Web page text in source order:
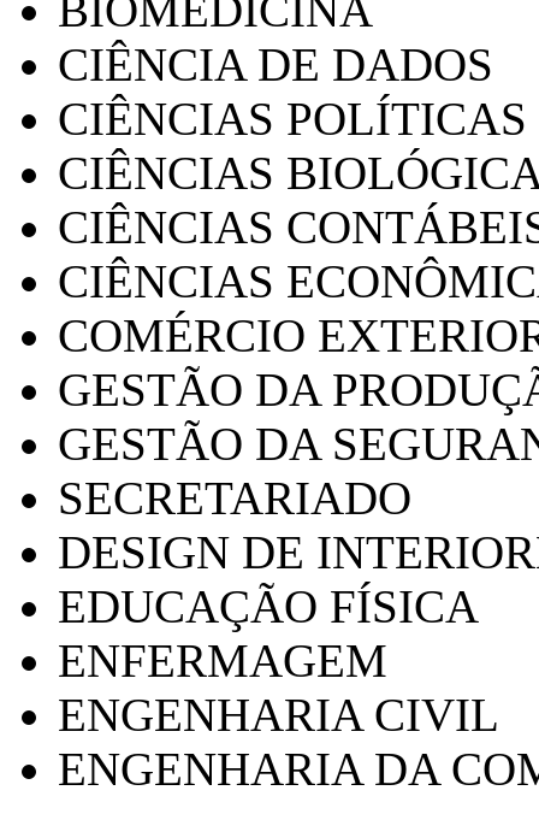
CIÊNCIA DE DADOS
CIÊNCIAS POLÍTICAS
CIÊNCIAS
CIÊNCIAS
CIÊNCIAS
COMÉRCIO
GESTÃO DA
GESTÃO DA
SECRETARIADO
DESIGN DE
EDUCAÇÃO FÍSICA
ENFERMAGEM
ENGENHARIA CIVIL
ENGENHARIA DA